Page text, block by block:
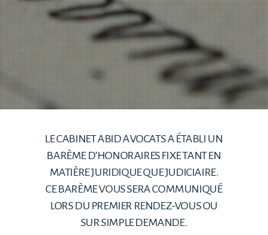
LE CABINET ABID AVOCATS A ÉTABLI UN
BARÈME D’HONORAIRES FIXE TANT EN
MATIÈRE JURIDIQUE QUE JUDICIAIRE.
CE BARÈME VOUS SERA COMMUNIQUÉ
LORS DU PREMIER RENDEZ-VOUS OU
SUR SIMPLE DEMANDE.